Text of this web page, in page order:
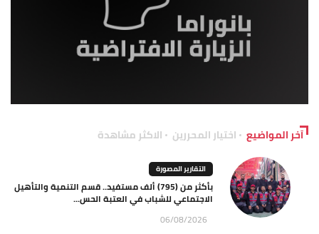
آخر المواضيع اختيار المحررين الاكثر مشاهدة
التقارير المصورة
بأكثر من (795) ألف مستفيد.. قسم التنمية والتأهيل
الاجتماعي للشباب في العتبة الحس...
06/08/2026